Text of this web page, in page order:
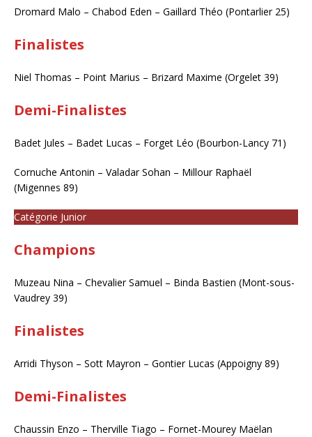
Dromard Malo – Chabod Eden – Gaillard Théo (Pontarlier 25)
Finalistes
Niel Thomas – Point Marius – Brizard Maxime (Orgelet 39)
Demi-Finalistes
Badet Jules – Badet Lucas – Forget Léo (Bourbon-Lancy 71)
Cornuche Antonin – Valadar Sohan – Millour Raphaël
(Migennes 89)
Catégorie Junior
Champions
Muzeau Nina – Chevalier Samuel – Binda Bastien (Mont-sous-
Vaudrey 39)
Finalistes
Arridi Thyson – Sott Mayron – Gontier Lucas (Appoigny 89)
Demi-Finalistes
Chaussin Enzo – Therville Tiago – Fornet-Mourey Maëlan